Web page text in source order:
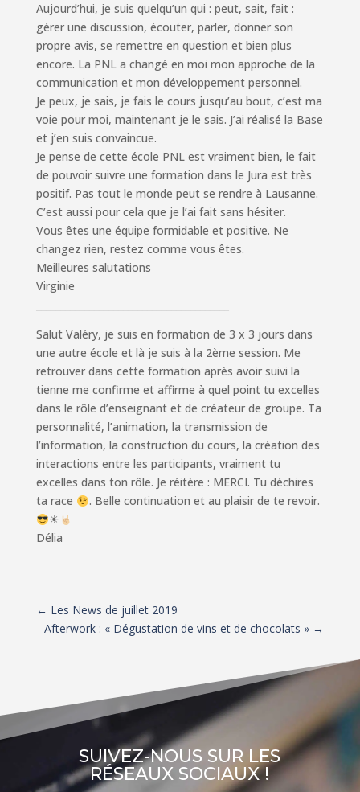
Aujourd’hui, je suis quelqu’un qui : peut, sait, fait :
gérer une discussion, écouter, parler, donner son
propre avis, se remettre en question et bien plus
encore. La PNL a changé en moi mon approche de la
communication et mon développement personnel.
Je peux, je sais, je fais le cours jusqu’au bout, c’est ma
voie pour moi, maintenant je le sais. J’ai réalisé la Base
et j’en suis convaincue.
Je pense de cette école PNL est vraiment bien, le fait
de pouvoir suivre une formation dans le Jura est très
positif. Pas tout le monde peut se rendre à Lausanne.
C’est aussi pour cela que je l’ai fait sans hésiter.
Vous êtes une équipe formidable et positive. Ne
changez rien, restez comme vous êtes.
Meilleures salutations
Virginie
Salut Valéry, je suis en formation de 3 x 3 jours dans
une autre école et là je suis à la 2ème session. Me
retrouver dans cette formation après avoir suivi la
tienne me confirme et affirme à quel point tu excelles
dans le rôle d’enseignant et de créateur de groupe. Ta
personnalité, l’animation, la transmission de
l’information, la construction du cours, la création des
interactions entre les participants, vraiment tu
excelles dans ton rôle. Je réitère : MERCI. Tu déchires
ta race
. Belle continuation et au plaisir de te revoir.
☀
Délia
← Les News de juillet 2019
Afterwork : « Dégustation de vins et de chocolats » →
SUIVEZ-NOUS SUR LES
RÉSEAUX SOCIAUX !